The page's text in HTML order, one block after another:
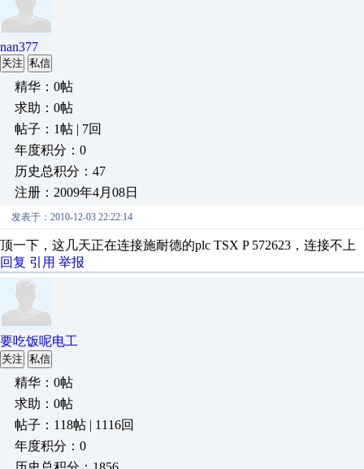
nan377
关注 私信
精华：0帖
求助：0帖
帖子：1帖 | 7回
年度积分：0
历史总积分：47
注册：2009年4月08日
发表于：2010-12-03 22:22:14
顶一下，这几天正在连接施耐德的plc TSX P 572623，连接不
回复 引用 举报
要吃饭呢电工
关注 私信
精华：0帖
求助：0帖
帖子：118帖 | 1116回
年度积分：0